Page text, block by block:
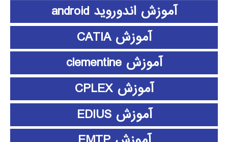
آموزش اندوروید android
آموزش CATIA
آموزش clementine
آموزش CPLEX
آموزش EDIUS